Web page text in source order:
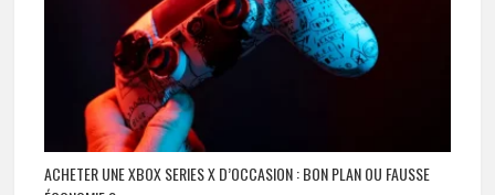
ACHETER UNE XBOX SERIES X D’OCCASION : BON PLAN OU FAUSSE